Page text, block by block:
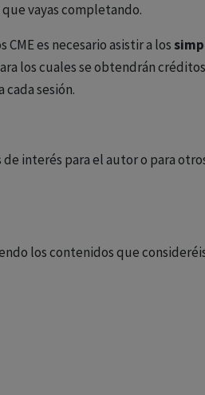
vayas completando.
es necesario asistir a los
los cuales se obtendrán
sesión.
interés para el autor o para
los contenidos que